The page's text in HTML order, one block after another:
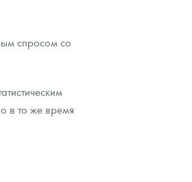
спросом со
в то же время